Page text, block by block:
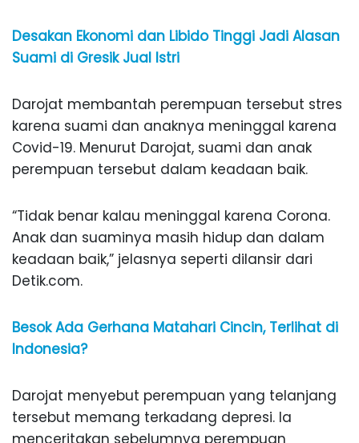
Desakan Ekonomi dan Libido Tinggi Jadi Alasan
Suami di Gresik Jual Istri
Darojat membantah perempuan tersebut stres
karena suami dan anaknya meninggal karena
Covid-19. Menurut Darojat, suami dan anak
perempuan tersebut dalam keadaan baik.
“Tidak benar kalau meninggal karena Corona.
Anak dan suaminya masih hidup dan dalam
keadaan baik,” jelasnya seperti dilansir dari
Detik.com.
Besok Ada Gerhana Matahari Cincin, Terlihat di
Indonesia?
Darojat menyebut perempuan yang telanjang
tersebut memang terkadang depresi. Ia
menceritakan sebelumnya perempuan